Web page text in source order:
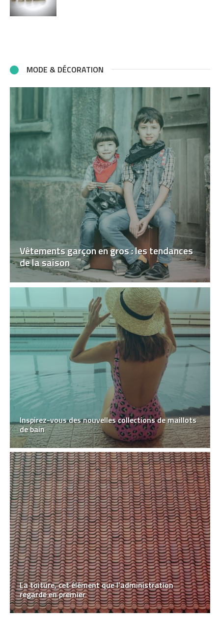
MODE & DÉCORATION
Vêtements garçon en gros : les tendances
de la saison
Inspirez-vous des nouvelles collections de maillots
de bain
La toiture, cet élément que l’administration
regarde en premier